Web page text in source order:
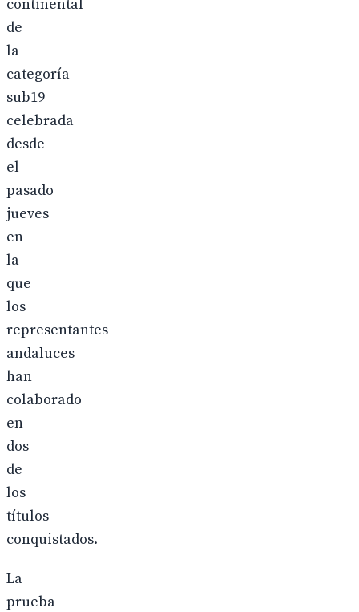
continental
de
la
categoría
sub19
celebrada
desde
el
pasado
jueves
en
la
que
los
representantes
andaluces
han
colaborado
en
dos
de
los
títulos
conquistados.
La
prueba